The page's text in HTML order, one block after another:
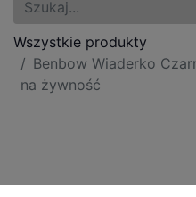
Wszystkie produkty
Benbow Wiaderko
na żywność